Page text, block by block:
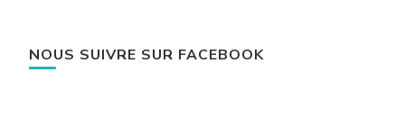
NOUS SUIVRE SUR FACEBOOK